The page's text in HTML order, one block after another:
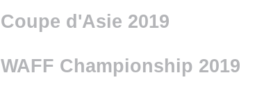
Coupe d'Asie 2019
WAFF Championship 2019